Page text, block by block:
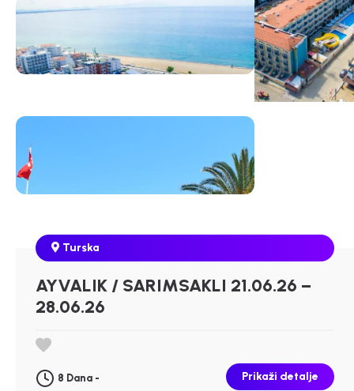
Turska
AYVALIK / SARIMSAKLI 21.06.26 –
28.06.26
8 Dana - Prikaži detalje